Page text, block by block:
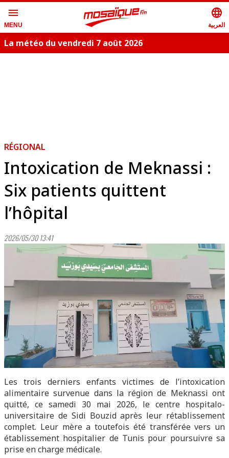
menu
MENU
language
العربية
La météo du vendredi 7 août 2026
RÉGIONAL
Intoxication de Meknassi :
Six patients quittent
l’hôpital
2026/05/30 13:41
Les trois derniers enfants victimes de l’intoxication
alimentaire survenue dans la région de Meknassi ont
quitté, ce samedi 30 mai 2026, le centre hospitalo-
universitaire de Sidi Bouzid après leur rétablissement
complet. Leur mère a toutefois été transférée vers un
établissement hospitalier de Tunis pour poursuivre sa
prise en charge médicale.